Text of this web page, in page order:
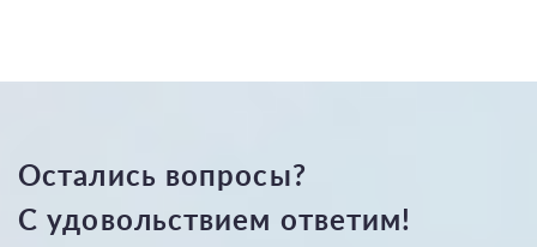
Остались вопросы?
С удовольствием ответим!